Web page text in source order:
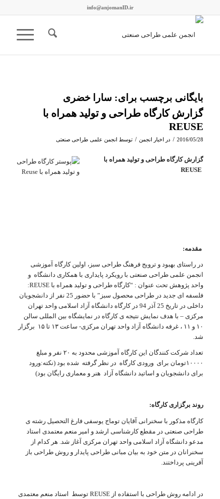
info@anjomanID.ir
بایگانی برچسب برای: سارا خضری
گزارش کارگاه طراحی و تولید همراه با
REUSE
2016/05/28
/ در اخبار انجمن / توسط انجمن علمی طراحی صنعتی
گزارش کارگاه طراحی و تولید همراه با
مقدمه:
در راستای بهبود و ترویج فرهنگ طراحی سبز، اولین کارگاه آموزشی
انجمن علمی طراحی صنعتی با رویکرد پایداری با همکاری دانشگاه و
واحد پژوهش تحت عنوان : “کارگاه طراحی و تولید همراه با REUSE:
فلسفه ای جدید در طراحی محصول سبز” با حضور 25 نفر از دانشجویان
داخلی در تاریخ 25 آذر 94 در کارگاه دانشگاه آزاد اسلامی واحد تهران
مرکزی – با هدف نمایش نتیجه ی کارگاه در نمایشگاه بین المللی سالن
۱۰ و ۱۱ ، غرفه دانشگاه آزاد واحد تهران مرکزی- ساعت ۱۳ تا ۱۵ برگزار
شد.
تعداد شرکت کنندگان این کارگاه آموزشی محدود به ۲۰ نفر و مبلغ
۱۰۰۰۰تومان برای ورودی کارگاه در نظر گرفته شده بود (نکته:ورود
برای دانشجویان و اساتید دانشگاه آزاد هنر و معماری رایگان بود)
روند برگزاری کارگاه:
کارگاه مذکور با سخنرانی آقایان توماج یوسفی فارغ التحصیل رشته ی
طراحی صنعتی در مقطع کارشناسی ارشد و امیر منعم معتمدی استاد
مدعو دانشگاه آزاد اسلامی واحد تهران مرکزی آغاز شد. هر کدام از
سخنرانان در متن خود به بیان مبانی طراحی پایدار و روش طراحی باز
آفرینی پرداختند.
در ادامه روش طراحی با استفاده از REUSE توسط استاد منعم معتمدی